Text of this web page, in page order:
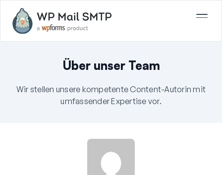
Über unser Team
Wir stellen unsere kompetente Content-Autorin mit
umfassender Expertise vor.